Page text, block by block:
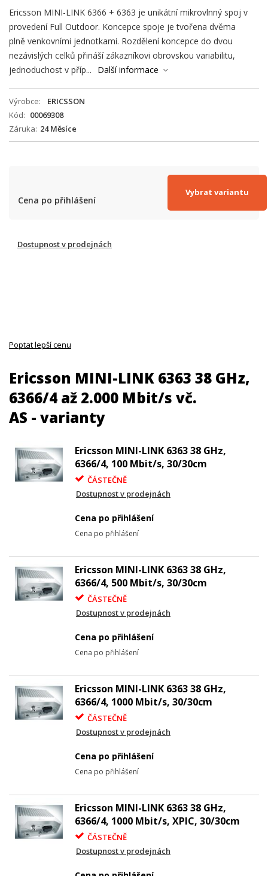
Ericsson MINI-LINK 6366 + 6363 je unikátní mikrovlnný spoj v
provedení Full Outdoor. Koncepce spoje je tvořena dvěma
plně venkovními jednotkami. Rozdělení koncepce do dvou
nezávislých celků přináší zákazníkovi obrovskou variabilitu,
jednoduchost v příp...
Další informace
Výrobce
ERICSSON
Kód
00069308
Záruka 24 Měsíce
Cena po přihlášení
Vybrat variantu
Dostupnost v prodejnách
Poptat lepší cenu
Ericsson MINI-LINK 6363 38 GHz,
6366/4 až 2.000 Mbit/s vč.
AS - varianty
Ericsson MINI-LINK 6363 38 GHz,
6366/4, 100 Mbit/s, 30/30cm
ČÁSTEČNĚ
Dostupnost v prodejnách
Cena po přihlášení
Cena po přihlášení
Ericsson MINI-LINK 6363 38 GHz,
6366/4, 500 Mbit/s, 30/30cm
ČÁSTEČNĚ
Dostupnost v prodejnách
Cena po přihlášení
Cena po přihlášení
Ericsson MINI-LINK 6363 38 GHz,
6366/4, 1000 Mbit/s, 30/30cm
ČÁSTEČNĚ
Dostupnost v prodejnách
Cena po přihlášení
Cena po přihlášení
Ericsson MINI-LINK 6363 38 GHz,
6366/4, 1000 Mbit/s, XPIC, 30/30cm
ČÁSTEČNĚ
Dostupnost v prodejnách